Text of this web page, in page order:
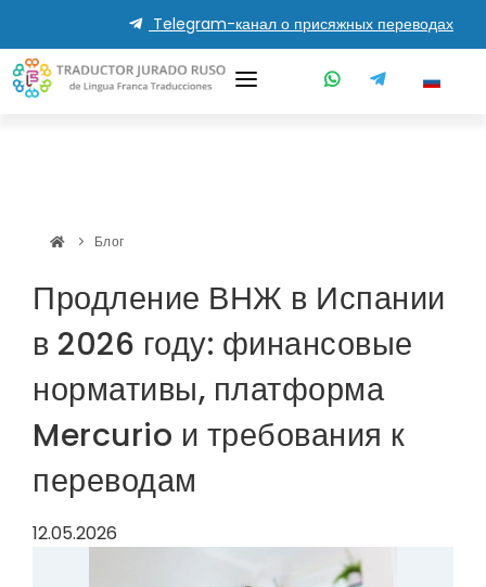
Telegram-канал о присяжных переводах
Блог
Продление ВНЖ в Испании
в 2026 году: финансовые
нормативы, платформа
Mercurio и требования к
переводам
12.05.2026